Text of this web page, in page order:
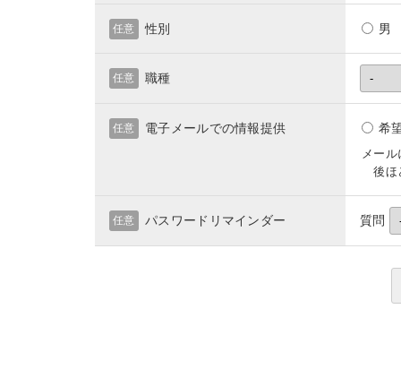
性別
任意
職種
任意
電子メールでの情報提供
任意 希
メー
後ほ
パスワードリマインダー
任意 質問